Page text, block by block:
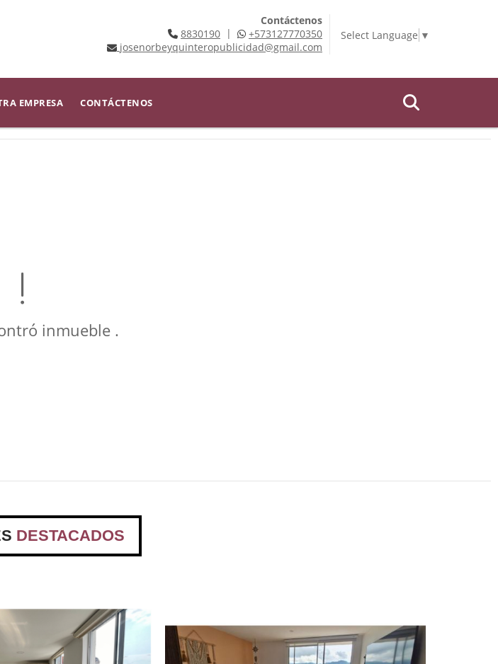
Contáctenos
8830190|
+573127770350
josenorbeyquinteropublicidad@gmail.com
Select Language ▼
EMPRESA CONTÁCTENOS
inmueble .
DESTACADOS